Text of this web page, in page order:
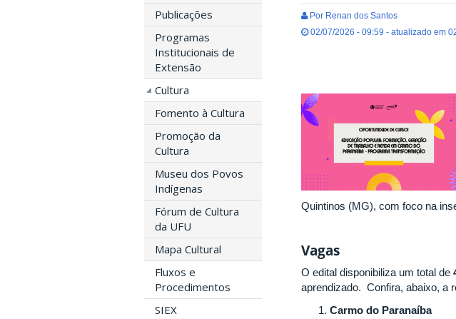
Publicações
Programas
Institucionais de
Extensão
Cultura
Fomento à Cultura
Promoção da
Cultura
Museu dos Povos
Indígenas
Fórum de Cultura
da UFU
Mapa Cultural
Fluxos e
Procedimentos
SIEX
Por Renan dos Santos
02/07/2026 - 09:59 - atualizado em
Quintinos (MG), com foco na
Vagas
O edital disponibiliza um total de
aprendizado. Confira, abaixo, a
Carmo do Paranaíba